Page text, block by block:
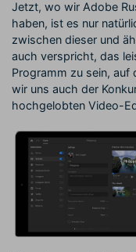
Blog
Jetzt, wo wir Adobe
haben, ist es nur
zwischen dieser und
auch verspricht, das
Programm zu sein,
wir uns auch der
hochgelobten Video-